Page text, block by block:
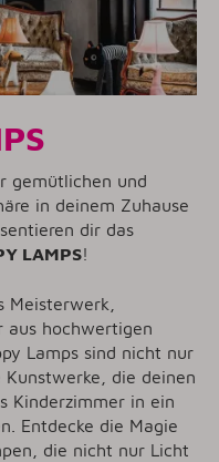
gemütlichen und
in deinem Zuhause
dir das
LAMPS!
Meisterwerk,
aus hochwertigen
Lamps sind nicht nur
die deinen
Kinderzimmer in ein
Entdecke die Magie
die nicht nur Licht